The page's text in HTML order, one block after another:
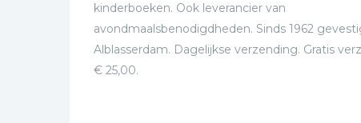
kinderboeken. Ook leverancier van
avondmaalsbenodigdheden. Sinds 1962
Alblasserdam. Dagelijkse verzending. Gratis
€ 25,00.